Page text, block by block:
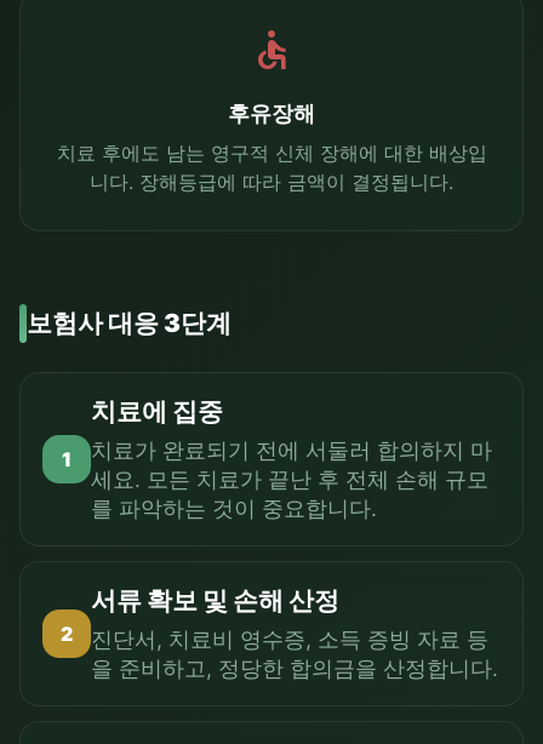
accessible
후유장해
치료 후에도 남는 영구적 신체 장해에 대한 배상입
니다. 장해등급에 따라 금액이 결정됩니다.
보험사 대응 3단계
1
치료에 집중
치료가 완료되기 전에 서둘러 합의하지 마
세요. 모든 치료가 끝난 후 전체 손해 규모
를 파악하는 것이 중요합니다.
2
서류 확보 및 손해 산정
진단서, 치료비 영수증, 소득 증빙 자료 등
을 준비하고, 정당한 합의금을 산정합니다.